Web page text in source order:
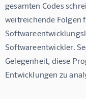
gesamten Codes
weitreichende Folgen
Softwareentwickler.
Gelegenheit, diese
Entwicklungen zu